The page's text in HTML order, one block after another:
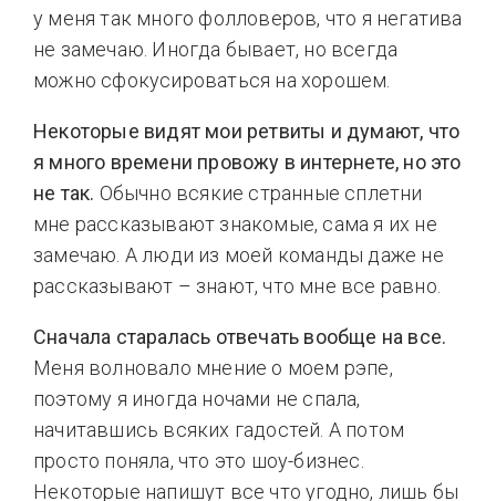
у меня так много фолловеров, что я негатива
не замечаю. Иногда бывает, но всегда
можно сфокусироваться на хорошем.
Некоторые видят мои ретвиты и думают, что
я много времени провожу в интернете, но это
не так. Обычно всякие странные сплетни
мне рассказывают знакомые, сама я их не
замечаю. А люди из моей команды даже не
рассказывают – знают, что мне все равно.
Сначала старалась отвечать вообще на все.
Меня волновало мнение о моем рэпе,
поэтому я иногда ночами не спала,
начитавшись всяких гадостей. А потом
просто поняла, что это шоу-бизнес.
Некоторые напишут все что угодно, лишь бы